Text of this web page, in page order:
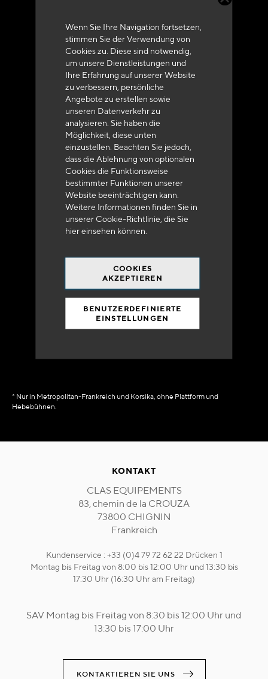
Wenn Sie Ihre Navigation fortsetzen,
stimmen Sie der Verwendung von
Cookies zu. Diese sind notwendig,
um unsere Dienstleistungen und
Ihre Erfahrung auf unserer Website
zu verbessern, persönliche
Angebote zu erstellen sowie
unseren Datenverkehr zu
analysieren. Sie haben die
Möglichkeit, diese unten
einzustellen. Beachten Sie jedoch,
dass die Ablehnung von optionalen
Cookies die Funktionsweise
bestimmter Funktionen unserer
Website beeinträchtigen kann.
Weitere Informationen finden Sie in
unserer Cookie-Richtlinie, die Sie
hiereinsehen können.
COOKIES
AKZEPTIEREN
BENUTZERDEFINIERTE
EINSTELLUNGEN
Kundenservice
+33 (0)4 79 72 62 22 Drücken 1
Lieferung innerhalb von 48 bis 72 Stunden in
Metropolitan-Frankreich
Versandkostenfrei
bei 250 Euros*
90% des Katalogs
in Verfügbarkeit
* Nur in Metropolitan-Frankreich und Korsika, ohne Plattform und
Hebebühnen.
KONTAKT
CLAS EQUIPEMENTS
83, chemin de la CROUZA
73800 CHIGNIN
Frankreich
Kundenservice : +33 (0)4 79 72 62 22 Drücken 1
Montag bis Freitag von 8:00 bis 12:00 Uhr und 13:30 bis
17:30 Uhr (16:30 Uhr am Freitag)
SAV Montag bis Freitag von 8:30 bis 12:00 Uhr und
13:30 bis 17:00 Uhr
KONTAKTIEREN SIE UNS